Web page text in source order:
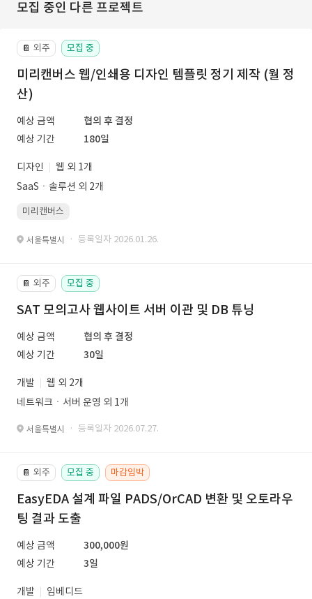
모집 중인 다른 프로젝트
📔 외주 모집 중
미리캔버스 웹/인쇄용 디자인 템플릿 정기 제작 (월 정
산)
예상 금액
협의 후 결정
예상 기간
180일
디자인
웹 외 1개
SaaSㆍ솔루션 외 2개
미리캔버스
서울특별시 · 등록일자 2026.01.26.
📔 외주 모집 중
SAT 모의고사 웹사이트 서버 이관 및 DB 튜닝
예상 금액
협의 후 결정
예상 기간
30일
개발
웹 외 2개
네트워크ㆍ서버 운영 외 1개
서울특별시 · 등록일자 2026.07.27.
📔 외주 모집 중 마감임박
EasyEDA 설계 파일 PADS/OrCAD 변환 및 오토라우
팅 결과 도출
예상 금액
300,000원
예상 기간
3일
개발
임베디드